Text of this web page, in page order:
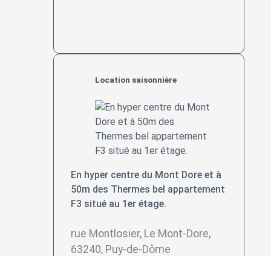
Location saisonnière
En hyper centre du Mont Dore et à
50m des Thermes bel appartement
F3 situé au 1er étage.
rue Montlosier, Le Mont-Dore,
63240, Puy-de-Dôme